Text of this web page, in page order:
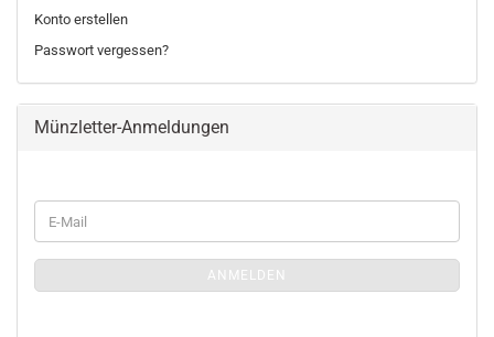
Konto erstellen
Passwort vergessen?
Münzletter-Anmeldungen
WEITER
ZUR
E-
Mail
ANMELDEN